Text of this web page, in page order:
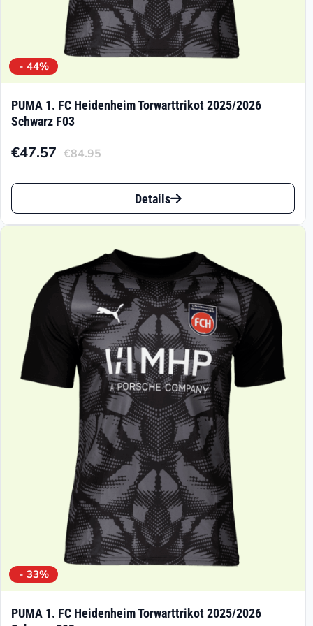
- 44%
PUMA 1. FC Heidenheim Torwarttrikot 2025/2026
Schwarz F03
€84.95
Ursprünglicher
Preis
€84.95
€47.57
Aktueller
Preis
€47.57.
Dieses
Produkt
Varianten
auf.
Die
Optionen
können
Produktseite
Details
- 33%
PUMA 1. FC Heidenheim Torwarttrikot 2025/2026